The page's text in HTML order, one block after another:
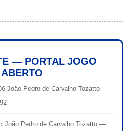
— PORTAL JOGO
ABERTO
João Pedro de Carvalho Tozatto
João Pedro de Carvalho Tozatto —